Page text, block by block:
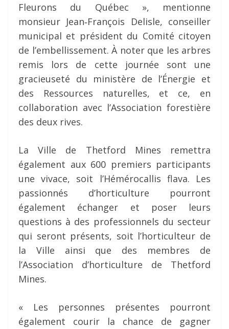
Fleurons du Québec », mentionne
monsieur Jean‐François Delisle, conseiller
municipal et président du Comité citoyen
de l’embellissement. À noter que les arbres
remis lors de cette journée sont une
gracieuseté du ministère de l’Énergie et
des Ressources naturelles, et ce, en
collaboration avec l’Association forestière
des deux rives.
La Ville de Thetford Mines remettra
également aux 600 premiers participants
une vivace, soit l’Hémérocallis flava. Les
passionnés d’horticulture pourront
également échanger et poser leurs
questions à des professionnels du secteur
qui seront présents, soit l’horticulteur de
la Ville ainsi que des membres de
l’Association d’horticulture de Thetford
Mines.
« Les personnes présentes pourront
également courir la chance de gagner